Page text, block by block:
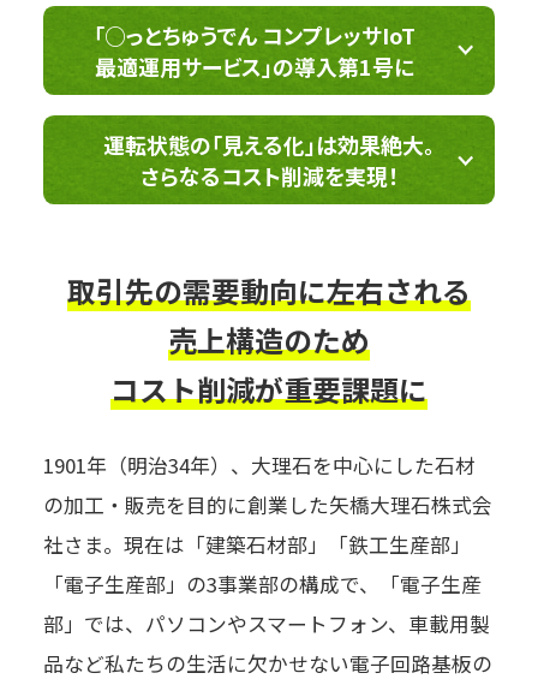
「○っとちゅうでん コンプレッサIoT
最適運用サービス」の導入第1号に
運転状態の「見える化」は効果絶大。
さらなるコスト削減を実現！
取引先の需要動向に左右される
売上構造のため
コスト削減が重要課題に
1901年（明治34年）、大理石を中心にした石材
の加工・販売を目的に創業した矢橋大理石株式会
社さま。現在は「建築石材部」「鉄工生産部」
「電子生産部」の3事業部の構成で、「電子生産
部」では、パソコンやスマートフォン、車載用製
品など私たちの生活に欠かせない電子回路基板の